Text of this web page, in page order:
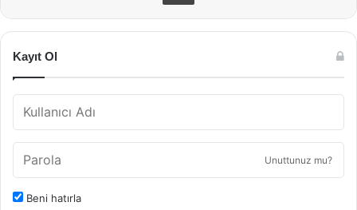
Kayıt Ol
Unuttunuz mu?
Beni hatırla